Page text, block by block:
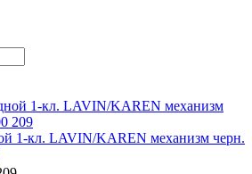
1-кл. LAVIN/KAREN механизм черн.